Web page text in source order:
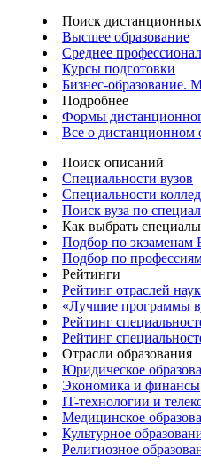
Поиск
Высшее образование
Среднее
Курсы подготовки
Бизнес-образование.
Подробнее
Формы
Все о дистанционном
Поиск описаний
Специальности вузов
Специальности
Поиск вуза по
Как выбрать
Подбор по экзаменам
Подбор по
Рейтинги
Рейтинг отраслей
«Лучшие программы
Рейтинг
Рейтинг
Отрасли образования
Юридическое
Экономика и финансы
IT-технологии и
Медицинское
Культурное
Религиозное